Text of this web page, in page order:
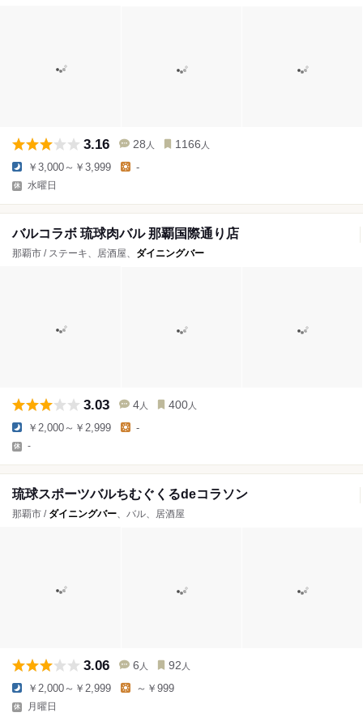
3.16 28 人 1166 人
￥3,000～￥3,999 -
水曜日
バルコラボ 琉球肉バル 那覇国際通り店
那覇市 / ステーキ、居酒屋、 ダイニングバー
3.03 4 人 400 人
￥2,000～￥2,999 -
-
琉球スポーツバルちむぐくるdeコラソン
那覇市 / ダイニングバー、バル、居酒屋
3.06 6 人 92 人
￥2,000～￥2,999 ～￥999
月曜日